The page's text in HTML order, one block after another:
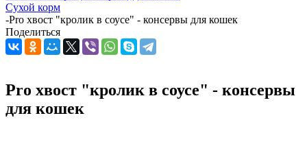
Сухой корм
-Pro хвост "кролик в соусе" - консервы для кошек
Поделиться
Pro хвост "кролик в соусе" - консервы
для кошек